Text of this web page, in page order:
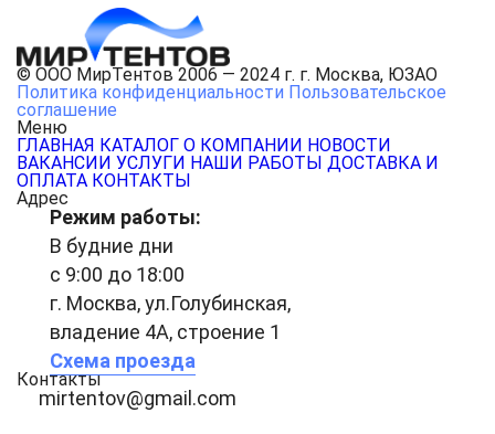
© ООО МирТентов 2006 — 2024 г. г. Москва, ЮЗАО
Политика конфиденциальности Пользовательское
соглашение
Меню
ГЛАВНАЯ КАТАЛОГ О КОМПАНИИ НОВОСТИ
ВАКАНСИИ УСЛУГИ НАШИ РАБОТЫ ДОСТАВКА И
ОПЛАТА КОНТАКТЫ
Адрес
Режим работы:
В будние дни
с 9:00 до 18:00
г. Москва, ул.Голубинская,
владение 4А, строение 1
Схема проезда
Контакты
mirtentov@gmail.com